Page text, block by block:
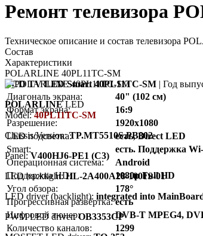
Ремонт телевизора
Техническое описание и состав телевизора
Состав
Характеристики
POLARLINE 40PL11TC-SM
LCD TV LED Smart 40PL11TC-SM | Год
Диагональ экрана:
40" (102 см)
Формат экрана:
16:9
Разрешение:
1920x1080
LED подсветка:
есть, Direct LED
Smart:
есть. Поддержка
Операционная система:
Android
Поддержка HD:
1080p Full HD
Угол обзора:
178°
Прогрессивная развёртка: есть
Цифровой тюнер:
DVB-T MPEG4,
Количество каналов:
1299
POLARLINELED
Model:40PL11TC-SM
Chassis/Version:TP.MT5510S.PB802
Panel:V400HJ6-PE1 (C3)
LED backlight:HL-2A400A28-1001S-01
LED driver (backlight): integrated into
PWM LED driver:OB3353CP